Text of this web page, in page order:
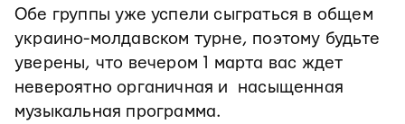
Обе группы уже успели сыграться в общем
украино-молдавском турне, поэтому будьте
уверены, что вечером 1 марта вас ждет
невероятно органичная и насыщенная
музыкальная программа.